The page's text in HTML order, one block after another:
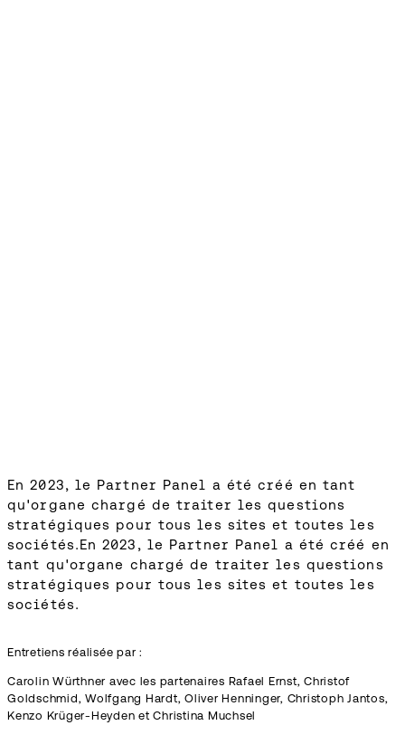
En 2023, le Partner Panel a été créé en tant
qu'organe chargé de traiter les questions
stratégiques pour tous les sites et toutes les
sociétés.En 2023, le Partner Panel a été créé en
tant qu'organe chargé de traiter les questions
stratégiques pour tous les sites et toutes les
sociétés.
Entretiens réalisée par :
Carolin Würthner avec les partenaires Rafael Ernst, Christof
Goldschmid, Wolfgang Hardt, Oliver Henninger, Christoph Jantos,
Kenzo Krüger-Heyden et Christina Muchsel